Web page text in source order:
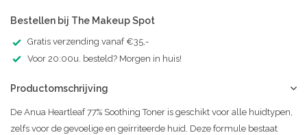
Bestellen bij The Makeup Spot
Gratis verzending vanaf €35,-
Voor 20:00u. besteld? Morgen in huis!
Productomschrijving
De Anua Heartleaf 77% Soothing Toner is geschikt voor alle huidtypen,
zelfs voor de gevoelige en geïrriteerde huid. Deze formule bestaat